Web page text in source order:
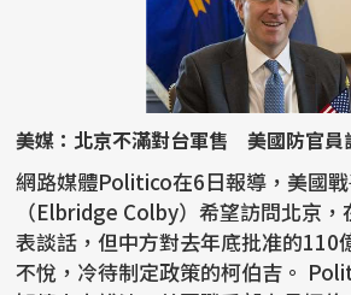
美媒：北京不滿對台軍售 美國防官員
網路媒體Politico在6日報導，美國
（Elbridge Colby）希望訪問北京
表談話，但中方對去年底批准的110
不悅，冷待制定政策的柯伯吉。 Politico報導，根據2名